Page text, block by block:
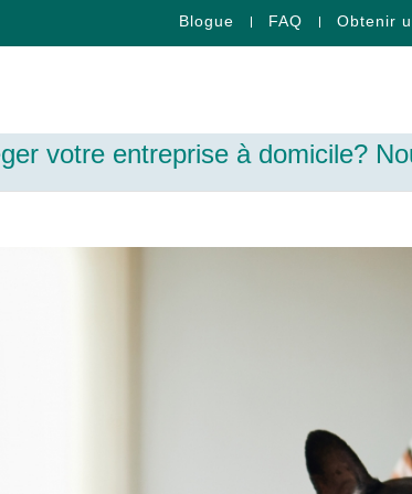
Blogue FAQ Obtenir
votre entreprise à domicile?